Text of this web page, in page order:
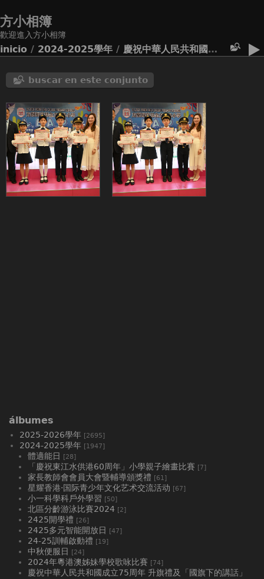
方小相簿
歡迎進入方小相簿
inicio / 2024-2025學年 / 慶祝中華人民共和國成立75周年 學校推動愛國主義教育活動裏面 本校升旗隊隊員獲得嘉許
buscar en este conjunto
álbumes
2025-2026學年 [2695]
2024-2025學年 [1947]
體適能日 [28]
「慶祝東江水供港60周年」小學親子繪畫比賽 [7]
家長教師會會員大會暨輔導頒獎禮 [61]
星耀香港·国际青少年文化艺术交流活动 [67]
小一科學科戶外學習 [50]
北區分齡游泳比賽2024 [2]
2425開學禮 [26]
2425多元智能開放日 [47]
24-25訓輔啟動禮 [19]
中秋便服日 [24]
2024年粵港澳姊妹學校歌咏比賽 [74]
慶祝中華人民共和國成立75周年 升旗禮及「國旗下的講話」